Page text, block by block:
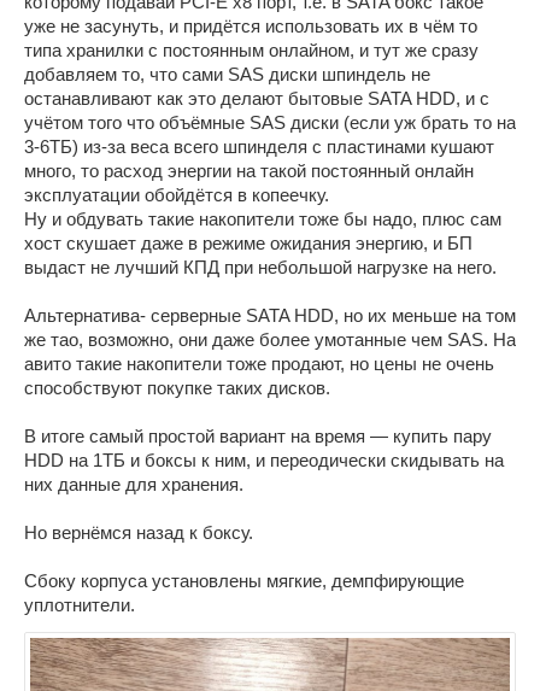
уже не засунуть, и придётся использовать их в чём то
типа хранилки с постоянным онлайном, и тут же сразу
добавляем то, что сами SAS диски шпиндель не
останавливают как это делают бытовые SATA HDD, и с
учётом того что объёмные SAS диски (если уж брать то на
3-6ТБ) из-за веса всего шпинделя с пластинами кушают
много, то расход энергии на такой постоянный онлайн
эксплуатации обойдётся в копеечку.
Ну и обдувать такие накопители тоже бы надо, плюс сам
хост скушает даже в режиме ожидания энергию, и БП
выдаст не лучший КПД при небольшой нагрузке на него.
Альтернатива- серверные SATA HDD, но их меньше на том
же тао, возможно, они даже более умотанные чем SAS. На
авито такие накопители тоже продают, но цены не очень
способствуют покупке таких дисков.
В итоге самый простой вариант на время — купить пару
HDD на 1ТБ и боксы к ним, и переодически скидывать на
них данные для хранения.
Но вернёмся назад к боксу.
Сбоку корпуса установлены мягкие, демпфирующие
уплотнители.